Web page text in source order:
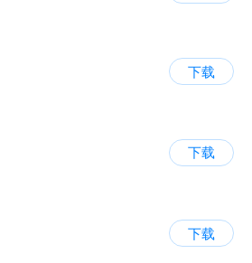
下载
下载
下载